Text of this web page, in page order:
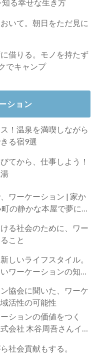
る幸せな生き方
いて。朝日をただ見に
借りる。モノを持たず
でキャンプ
ション
！温泉を満喫しながら
る宿9選
てから、仕事しよう！
ワーケーション | 家か
の静かな本屋で夢に近
る社会のために、ワー
こと
しいライフスタイル。
ワーケーションの知ら
協会に聞いた、ワーケ
活性の可能性
ションの価値をつく
会社 木谷周吾さんイン
社会貢献もする。